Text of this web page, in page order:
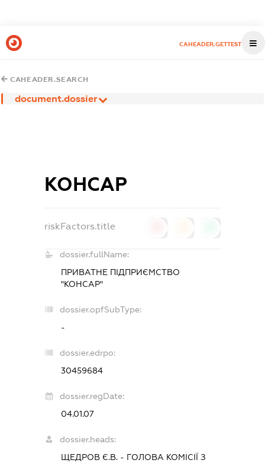
CAHEADER.GETTEST
CAHEADER.SEARCH
document.dossier
КОНСАР
riskFactors.title
dossier.fullName:
ПРИВАТНЕ ПІДПРИЄМСТВО
"КОНСАР"
dossier.opfSubType:
-
dossier.edrpo:
30459684
dossier.regDate:
04.01.07
dossier.heads:
ЩЕДРОВ Є.В. - ГОЛОВА КОМІСІЇ З